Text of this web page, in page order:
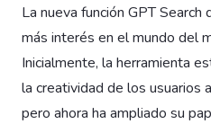
La nueva función GPT
más interés en el mundo del
Inicialmente, la herramienta
la creatividad de los usuarios
pero ahora ha ampliado su